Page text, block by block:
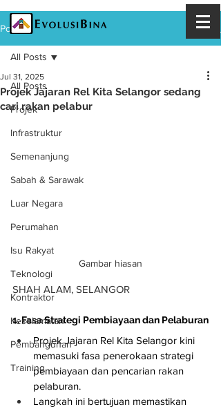
Post
All Posts
Projek
Infrastruktur
Semenanjung
Sabah & Sarawak
Luar Negara
Perumahan
Isu Rakyat
Teknologi
Kontraktor
Keselamatan
Pembangunan
Training
All Posts
Projek Jajaran Rel Kita Selangor sedang
cari rakan pelabur
Jul 31, 2025
Gambar hiasan
SHAH ALAM, SELANGOR
1. Fasa Strategi Pembiayaan dan Pelaburan
Projek Jajaran Rel Kita Selangor kini
memasuki fasa penerokaan strategi
pembiayaan dan pencarian rakan
pelaburan.
Langkah ini bertujuan memastikan